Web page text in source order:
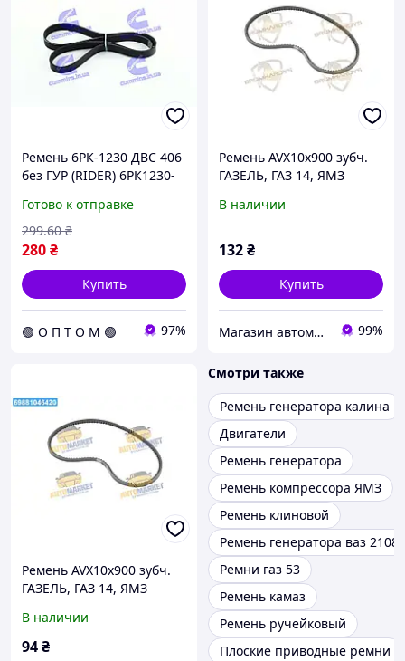
Ремень 6РК-1230 ДВС 406
без ГУР (RIDER) 6РК1230-
Готово к отправке
280₴
299.60 ₴
Купить
🟢 О П Т О М 🟢 97%
Ремень AVX10х900 зубч.
ГАЗЕЛЬ, ГАЗ 14, ЯМЗ
10x900 UA22
В наличии
132₴
Купить
Магазин автомобильных деталей 99%
Ремень AVX10х900 зубч.
ГАЗЕЛЬ, ГАЗ 14, ЯМЗ
10x900 UA22
В наличии
94₴
Смотри также
Ремень генератора калина
Двигатели
Ремень генератора
Ремень компрессора ЯМЗ
Ремень клиновой
Ремень генератора ваз
Ремни газ 53
Ремень камаз
Ремень ручейковый
Плоские приводные ремни